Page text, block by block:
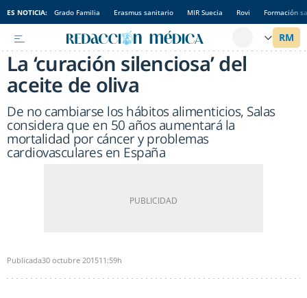
ES NOTICIA: Grado Familia Erasmus sanitario MIR Suecia Rovi Formación
La ‘curación silenciosa’ del
aceite de oliva
De no cambiarse los hábitos alimenticios, Salas
considera que en 50 años aumentará la
mortalidad por cáncer y problemas
cardiovasculares en España
Publicada30 octubre 201511:59h